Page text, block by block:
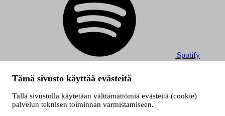
Tämä sivusto käyttää evästeitä
Tällä sivustolla käytetään välttämättömiä evästeitä (cookie)
palvelun teknisen toiminnan varmistamiseen.
Spotify
Kaikki oikeudet muutoksiin pidätetään.
Saavutettavuusseloste
Tietosuojaselosteet